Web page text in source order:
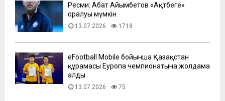
Ресми: Абат Айымбетов «Ақтөбеге»
оралуы мүмкін
13.07.2026 1718
eFootball Mobile бойынша Қазақстан
құрамасы Еуропа чемпионатына жолдама
алды
13.07.2026 75